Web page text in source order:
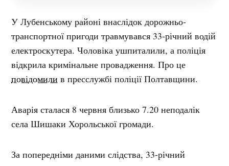
У Лубенському районі внаслідок дорожньо-
транспортної пригоди травмувався 33-річний водій
електроскутера. Чоловіка ушпиталили, а поліція
відкрила кримінальне провадження. Про це
повідомили в пресслужбі поліції Полтавщини.
Аварія сталася 8 червня близько 7.20 неподалік
села Шишаки Хорольської громади.
За попередніми даними слідства, 33-річний